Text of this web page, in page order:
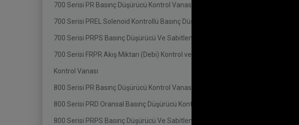
700 Serisi PR Basınç Düşürücü Kontrol Vanası
700 Serisi PREL Solenoid Kontrollü Basınç Düşürücü Kontrol Vanası
700 Serisi PRPS Basınç Düşürücü Ve Sabitleme Kontrol Vanası
700 Serisi FRPR Akış Miktarı (Debi) Kontrol ve Basınç Düşürücü
Kontrol Vanası
800 Serisi PR Basınç Düşürücü Kontrol Vanası
800 Serisi PRD Oransal Basınç Düşürücü Kontrol Vanası
800 Serisi PRPS Basınç Düşürücü Ve Sabitleme Kontrol Vanası